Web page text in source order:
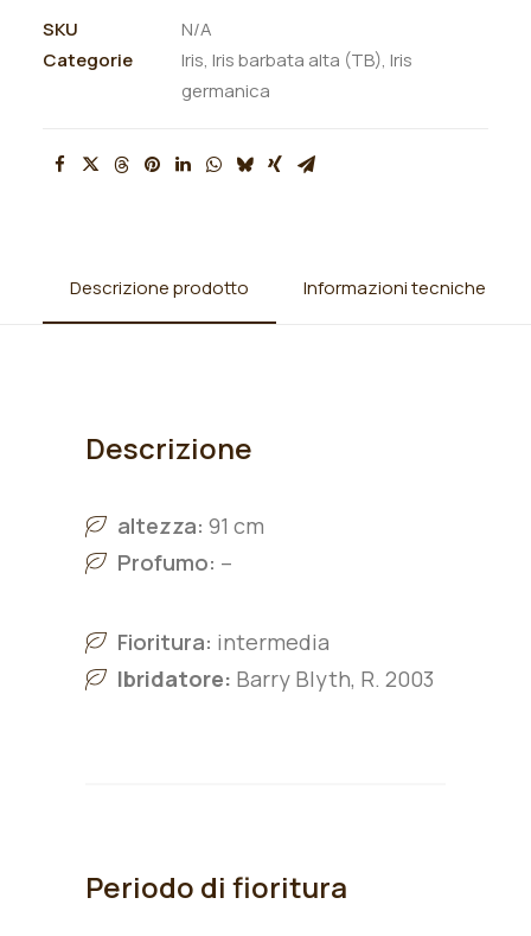
SKU
N/A
Categorie
Iris, Iris barbata alta (TB), Iris
germanica
Descrizione prodotto Informazioni tecniche
Descrizione
altezza: 91 cm
Profumo: –
Fioritura: intermedia
Ibridatore: Barry Blyth, R. 2003
Periodo di fioritura